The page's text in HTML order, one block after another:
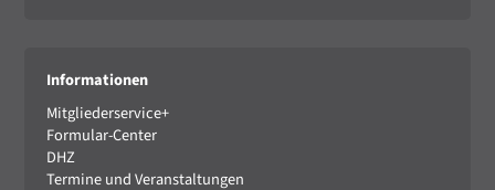
Informationen
Mitgliederservice+
Formular-Center
DHZ
Termine und Veranstaltungen